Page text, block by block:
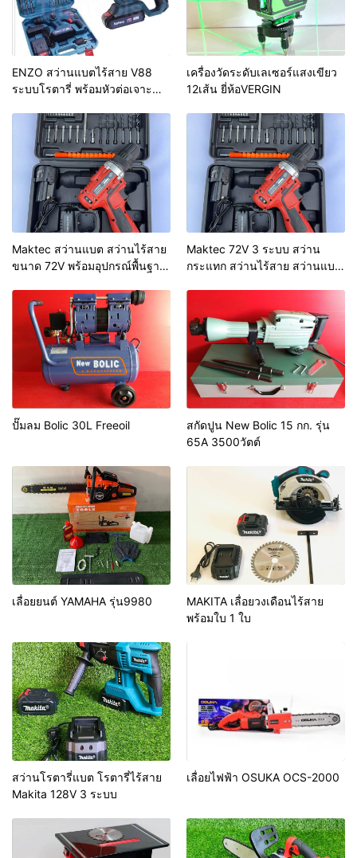
ENZO สว่านแบตไร้สาย V88
ระบบโรตารี่ พร้อมหัวต่อเจาะ
เครื่องวัดระดับเลเซอร์แสงเขียว
12เส้น ยี่ห้อVERGIN
Maktec สว่านแบต สว่านไร้สาย
ขนาด 72V พร้อมอุปกรณ์พื้นฐาน
Maktec 72V 3 ระบบ สว่าน
กระแทก สว่านไร้สาย สว่านแบต
ปั๊มลม Bolic 30L Freeoil
สกัดปูน New Bolic 15 กก. รุ่น
65A 3500วัตต์
เลื่อยยนต์ YAMAHA รุ่น9980
MAKITA เลื่อยวงเดือนไร้สาย
พร้อมใบ 1 ใบ
สว่านโรตารี่แบต โรตารี่ไร้สาย
Makita 128V 3 ระบบ
เลื่อยไฟฟ้า OSUKA OCS-2000